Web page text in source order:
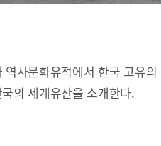
사문화유적에서 한국 고유
의 세계유산을 소개한다.